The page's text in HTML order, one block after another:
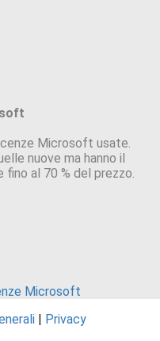
Microsoft usate.
nuove ma hanno il
fino al 70 % del prezzo.
Microsoft
| Privacy